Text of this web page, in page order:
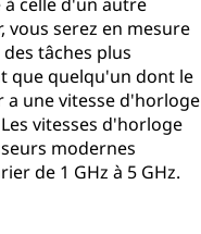
vous serez en mesure
tâches plus
que quelqu'un dont le
a une vitesse d'horloge
vitesses d'horloge
modernes
de 1 GHz à 5 GHz.